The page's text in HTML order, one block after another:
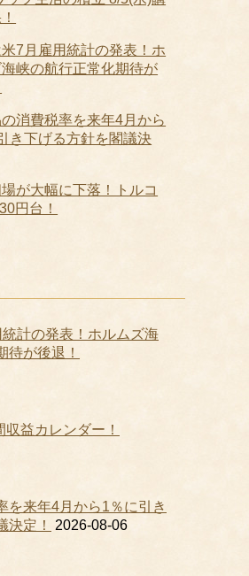
7月雇用統計の発表！ホ
峡の航行正常化期待が
消費税率を来年4月から
き下げる方針を閣議決
が大幅に下落！トルコ
円台！
計の発表！ホルムズ海
待が後退！
益カレンダー！
を来年4月から1％に引き
決定！
2026-08-06